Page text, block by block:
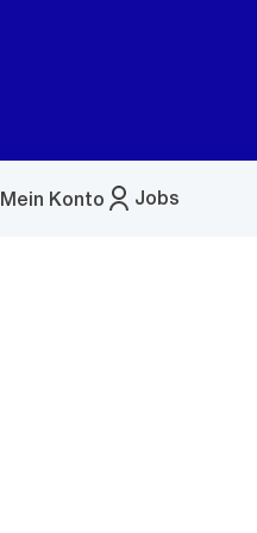
Jobs
Mein Konto
Menü